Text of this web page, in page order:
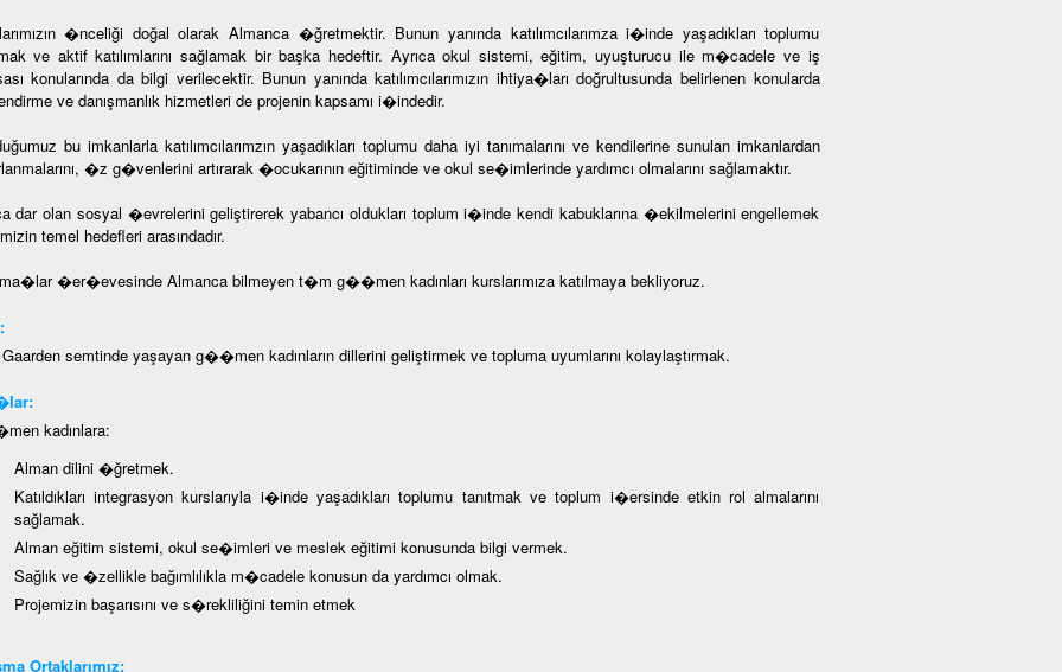
�nceliği doğal olarak Almanca �ğretmektir. Bunun yanında katılımcılarımza i�inde yaşadıkları toplumu
ve aktif katılımlarını sağlamak bir başka hedeftir. Ayrıca okul sistemi, eğitim, uyuşturucu ile m�cadele ve iş
konularında da bilgi verilecektir. Bunun yanında katılımcılarımızın ihtiya�ları doğrultusunda belirlenen konularda
ve danışmanlık hizmetleri de projenin kapsamı i�indedir.
bu imkanlarla katılımcılarımzın yaşadıkları toplumu daha iyi tanımalarını ve kendilerine sunulan imkanlardan
�z g�venlerini artırarak �ocukarının eğitiminde ve okul se�imlerinde yardımcı olmalarını sağlamaktır.
dar olan sosyal �evrelerini geliştirerek yabancı oldukları toplum i�inde kendi kabuklarına �ekilmelerini engellemek
temel hedefleri arasındadır.
�er�evesinde Almanca bilmeyen t�m g��men kadınları kurslarımıza katılmaya bekliyoruz.
semtinde yaşayan g��men kadınların dillerini geliştirmek ve topluma uyumlarını kolaylaştırmak.
kadınlara:
Alman dilini �ğretmek.
Katıldıkları integrasyon kurslarıyla i�inde yaşadıkları toplumu tanıtmak ve toplum i�ersinde etkin rol almalarını
sağlamak.
Alman eğitim sistemi, okul se�imleri ve meslek eğitimi konusunda bilgi vermek.
Sağlık ve �zellikle bağımlılıkla m�cadele konusun da yardımcı olmak.
Projemizin başarısını ve s�rekliliğini temin etmek
Ortaklarımız: